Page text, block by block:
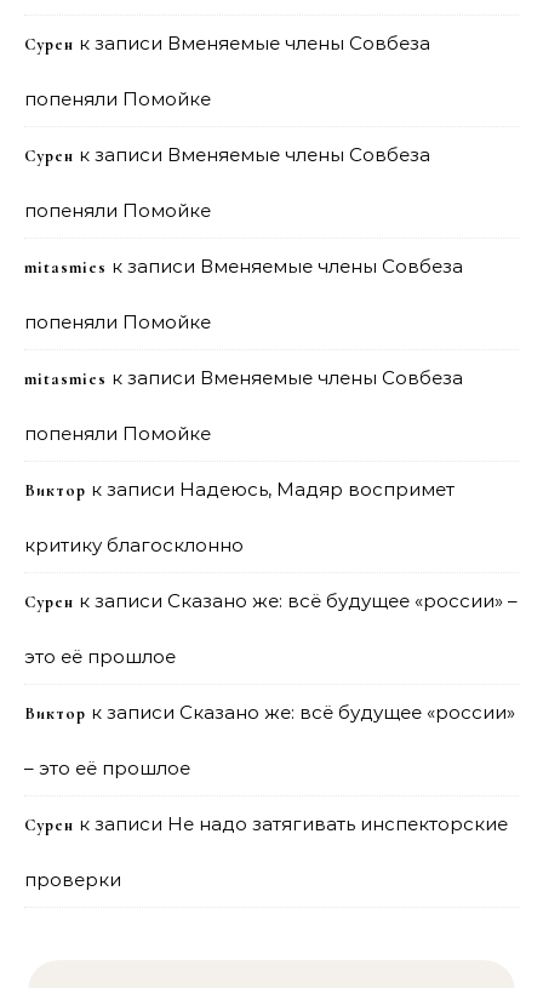
Сурен к записи Вменяемые члены Совбеза
попеняли Помойке
Сурен к записи Вменяемые члены Совбеза
попеняли Помойке
mitasmies к записи Вменяемые члены Совбеза
попеняли Помойке
mitasmies к записи Вменяемые члены Совбеза
попеняли Помойке
Виктор к записи Надеюсь, Мадяр воспримет
критику благосклонно
Сурен к записи Сказано же: всё будущее «россии» –
это её прошлое
Виктор к записи Сказано же: всё будущее «россии»
– это её прошлое
Сурен к записи Не надо затягивать инспекторские
проверки